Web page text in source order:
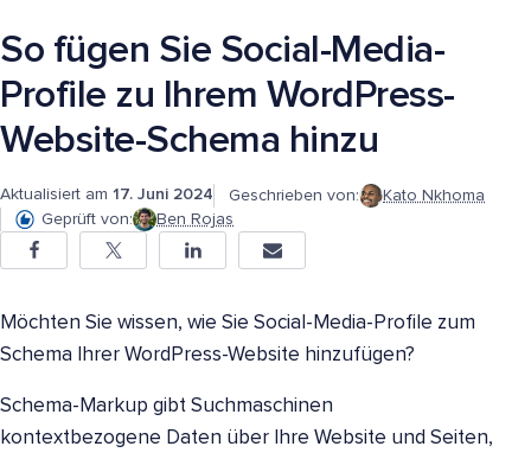
So fügen Sie Social-Media-
Profile zu Ihrem WordPress-
Website-Schema hinzu
Aktualisiert am 17. Juni 2024 Geschrieben von:
Kato Nkhoma
Geprüft von:
Ben Rojas
Möchten Sie wissen, wie Sie Social-Media-Profile zum
Schema Ihrer WordPress-Website hinzufügen?
Schema-Markup gibt Suchmaschinen
kontextbezogene Daten über Ihre Website und Seiten,